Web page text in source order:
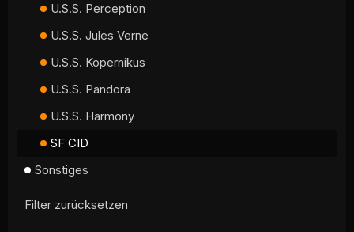
U.S.S. Perception
U.S.S. Jules Verne
U.S.S. Kopernikus
U.S.S. Pandora
U.S.S. Harmony
SF CID
Sonstiges
Filter zurücksetzen